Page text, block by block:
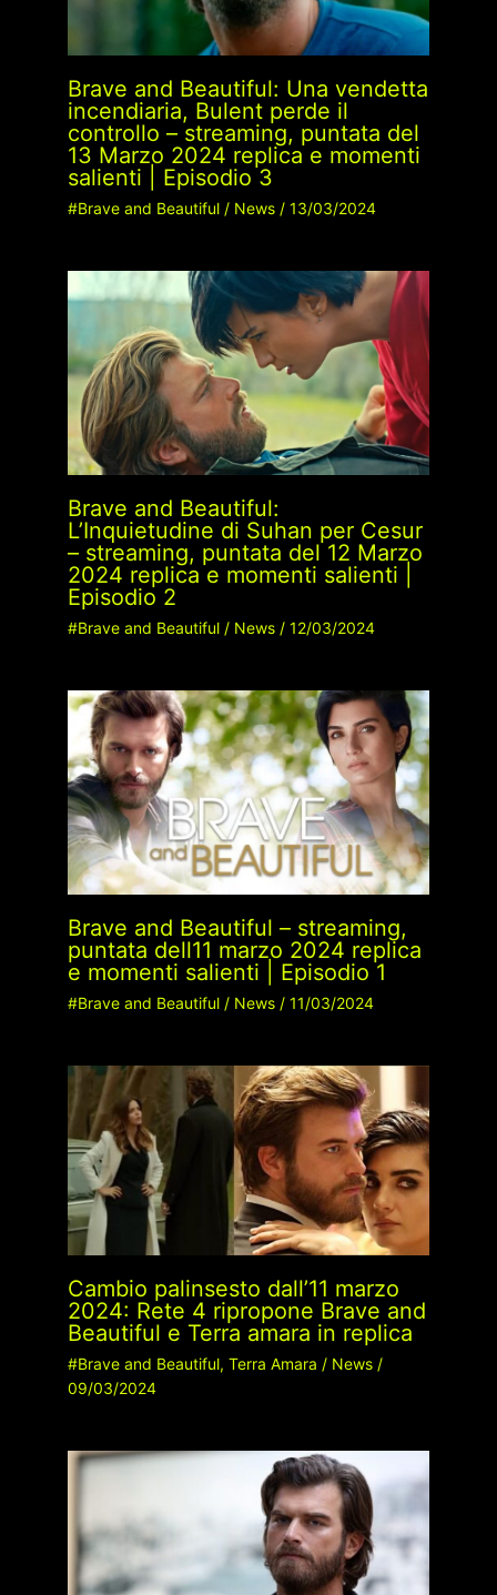
Brave and Beautiful: Una vendetta
incendiaria, Bulent perde il
controllo – streaming, puntata del
13 Marzo 2024 replica e momenti
salienti | Episodio 3
#Brave and Beautiful/ News/ 13/03/2024
Brave and Beautiful:
L’Inquietudine di Suhan per Cesur
– streaming, puntata del 12 Marzo
2024 replica e momenti salienti |
Episodio 2
#Brave and Beautiful/ News/ 12/03/2024
Brave and Beautiful – streaming,
puntata dell11 marzo 2024 replica
e momenti salienti | Episodio 1
#Brave and Beautiful/ News/ 11/03/2024
Cambio palinsesto dall’11 marzo
2024: Rete 4 ripropone Brave and
Beautiful e Terra amara in replica
#Brave and Beautiful, Terra Amara / News/
09/03/2024